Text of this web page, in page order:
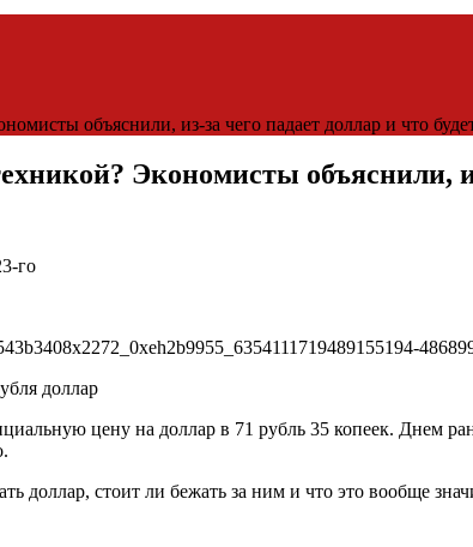
объяснили, из-за чего падает доллар и что
Экономисты объяснили,
го
доллар
цену на доллар в 71 рубль 35 копеек. Днем
доллар, стоит ли бежать за ним и что это вообще